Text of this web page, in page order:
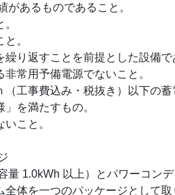
があるものであること。
。
繰り返すことを前提とした設備で
非常用予備電源でないこと。
（工事費込み・税抜き）以下の蓄
」を満たすもの。
こと。
量 1.0kWh 以上）とパワーコン
体を一つのパッケージとして取